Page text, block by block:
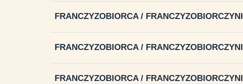
FRANCZYZOBIORCA / FRANCZYZOBIORCZYNI
FRANCZYZOBIORCA / FRANCZYZOBIORCZYNI
FRANCZYZOBIORCA / FRANCZYZOBIORCZYNI